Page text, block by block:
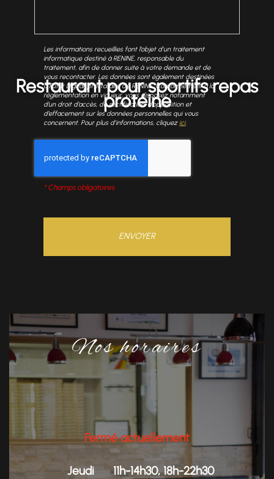
Restaurant pour sportifs repas
protéine
Les informations recueillies font l’objet d’un traitement
informatique destiné àRENINE, responsable du
traitement, afin de donner suite à votre demande et de
vous recontacter. Les données sont également destinées
à Futur Digital, prestataire de RENINE. Conformément à la
réglementation en vigueur, vous disposez notamment
d'un droit d'accès, de rectification, d'opposition et
d'effacement sur les données personnelles qui vous
concernent. Pour plus d’informations, cliquez ici.
*Champs obligatoires
Nos horaires
Fermé actuellement
Jeudi
11h-14h30, 18h-22h30